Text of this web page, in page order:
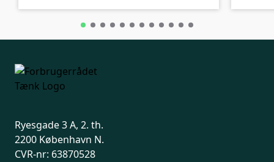
Ryesgade 3 A, 2. th.
2200 København N.
CVR-nr: 63870528